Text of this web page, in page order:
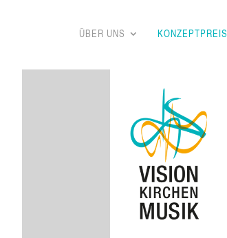
ÜBER UNS KON­ZEPT­PREIS